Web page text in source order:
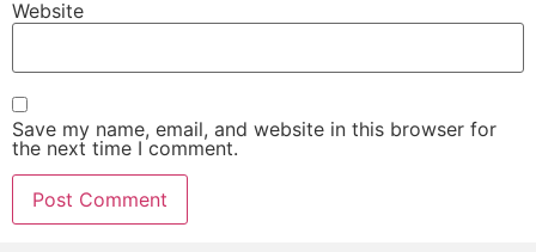
Website
Save my name, email, and website in this browser for
the next time I comment.